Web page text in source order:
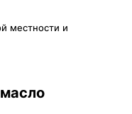
местности и